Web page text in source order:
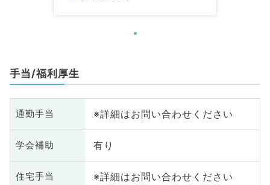
緩和ケア科、一般内科、循環器内
分泌・代謝内科、腎臓内科、老年
総合診療科、美容皮膚科、健診・
理科、基礎医学系、膠原病科、大
手当/福利厚生
通勤手当 ※詳細はお問い合わせください
学会補助 有り
住宅手当 ※詳細はお問い合わせください